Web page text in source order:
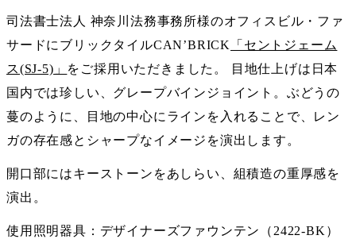
司法書士法人 神奈川法務事務所様のオフィスビル・ファ
サードにブリックタイルCAN’BRICK
「セントジェーム
ス(SJ-5)」 をご採用いただきました。 目地仕上げは日本
国内では珍しい、グレープバインジョイント。ぶどうの
蔓のように、目地の中心にラインを入れることで、レン
ガの存在感とシャープなイメージを演出します。
開口部にはキーストーン をあしらい、組積造の重厚感を
演出。
使用照明器具：デザイナーズファウンテン（2422-BK）